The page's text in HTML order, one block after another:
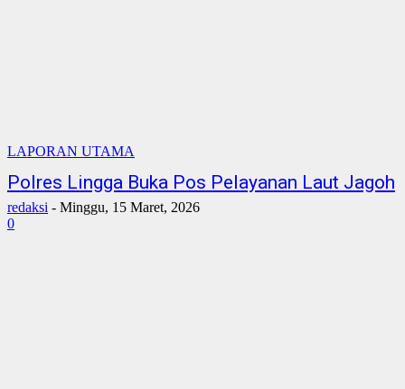
LAPORAN UTAMA
Polres Lingga Buka Pos Pelayanan Laut Jagoh
redaksi - Minggu, 15 Maret, 2026
0